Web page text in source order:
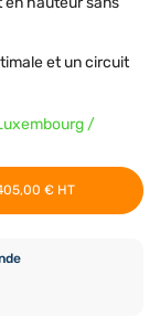
et un circuit
/
€ HT